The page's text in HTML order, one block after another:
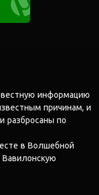
информацию
причинам, и
разбросаны по
в Волшебной
Вавилонскую